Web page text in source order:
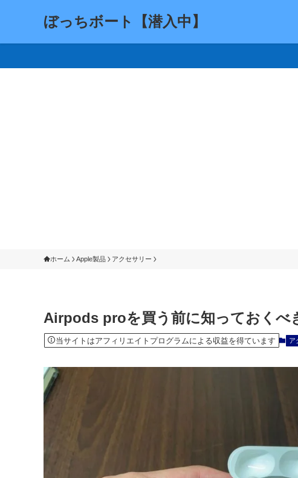
ぼっちボート【潜入中】
ホーム Apple製品 アクセサリー
Airpods proを買う前に知っておくべ
当サイトはアフィリエイトプログラムによる収益を得ています ア